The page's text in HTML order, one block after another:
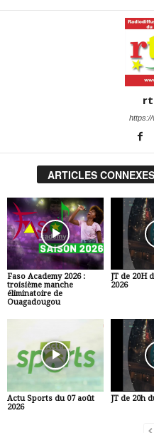
https://
ARTICLES CONNEXES
Faso Academy 2026 :
troisième manche
éliminatoire de
Ouagadougou
JT de 20H
2026
Actu Sports du 07 août
2026
JT de 20h